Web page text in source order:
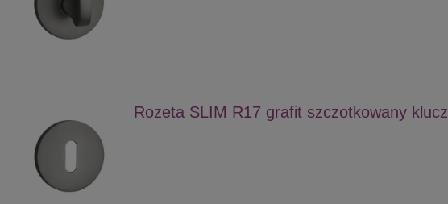
Rozeta SLIM R17 grafit szczotkowany klucz